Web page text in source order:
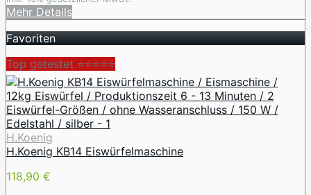
Mehr Details
Favoriten
Top getestet ⭐⭐⭐⭐⭐
H.Koenig
H.Koenig KB14 Eiswürfelmaschine
118,90 €